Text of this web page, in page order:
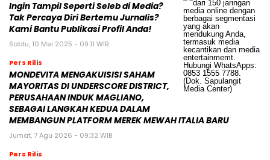
Ingin Tampil Seperti Seleb di Media?
Tak Percaya Diri Bertemu Jurnalis?
Kami Bantu Publikasi Profil Anda!
Sabtu, 10 Mei 2025 - 09:11 WIB
Pers Rilis
MONDEVITA MENGAKUISISI SAHAM
MAYORITAS DI UNDERSCORE DISTRICT,
PERUSAHAAN INDUK MAGLIANO,
SEBAGAI LANGKAH KEDUA DALAM
MEMBANGUN PLATFORM MEREK MEWAH ITALIA BARU
Jumat, 7 Agu 2026 - 09:32 WIB
Pers Rilis